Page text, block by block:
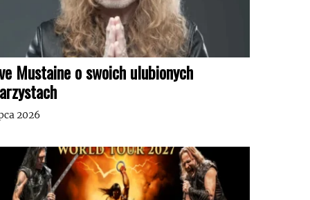
Mustaine o swoich ulubionych
2026